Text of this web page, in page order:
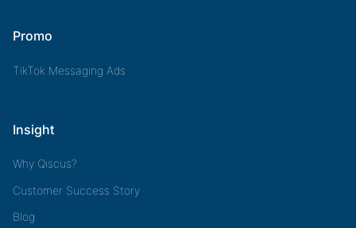
Promo
TikTok Messaging Ads
Insight
Why Qiscus?
Customer Success Story
Blog